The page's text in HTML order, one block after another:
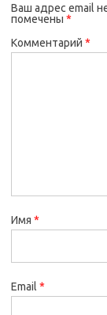
Ваш адрес email
помечены *
Комментарий *
Имя *
Email *